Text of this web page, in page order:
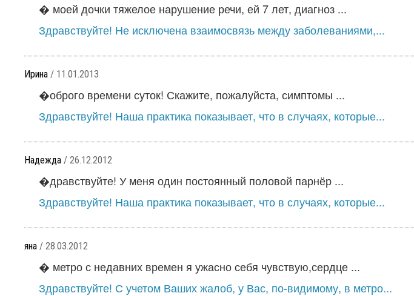
� моей дочки тяжелое нарушение речи, ей 7 лет, диагноз ...
Здравствуйте! Не исключена взаимосвязь между заболеваниями,...
Ирина / 11.01.2013
�оброго времени суток! Скажите, пожалуйста, симптомы ...
Здравствуйте! Наша практика показывает, что в случаях, которые...
Надежда / 26.12.2012
�дравствуйте! У меня один постоянный половой парнёр ...
Здравствуйте! Наша практика показывает, что в случаях, которые...
яна / 28.03.2012
� метро с недавних времен я ужасно себя чувствую,сердце ...
Здравствуйте! С учетом Ваших жалоб, у Вас, по-видимому, в метро...